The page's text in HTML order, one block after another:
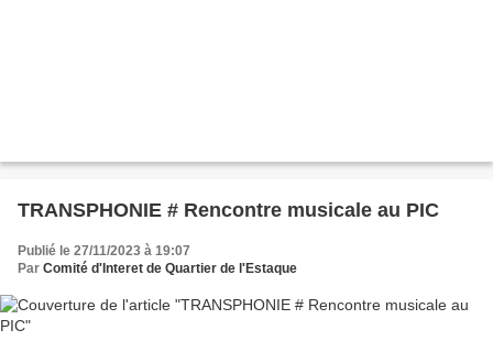
TRANSPHONIE # Rencontre musicale au PIC
Publié le 27/11/2023 à 19:07
Par Comité d'Interet de Quartier de l'Estaque